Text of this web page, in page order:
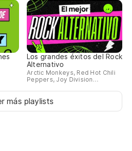
Los grandes éxitos del Rock
Alternativo
Arctic Monkeys, Red Hot Chili
Peppers, Joy Division…
más playlists